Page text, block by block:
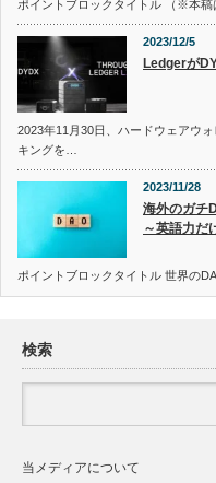
ポイントブロックタイトル （※本
2023/12/5
Ledgerが
2023年11月30日、ハードウェアウ
キングを…
2023/11/28
海外のガチ
～英語力だ
ポイントブロックタイトル 世界の
検索
当メディアについて